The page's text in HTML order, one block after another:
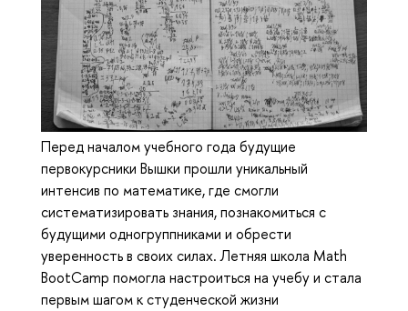
Перед началом учебного года будущие
первокурсники Вышки прошли уникальный
интенсив по математике, где смогли
систематизировать знания, познакомиться с
будущими одногруппниками и обрести
уверенность в своих силах. Летняя школа Math
BootCamp помогла настроиться на учебу и стала
первым шагом к студенческой жизни